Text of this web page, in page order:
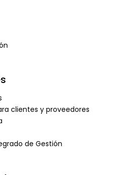
clientes y proveedores
de Gestión